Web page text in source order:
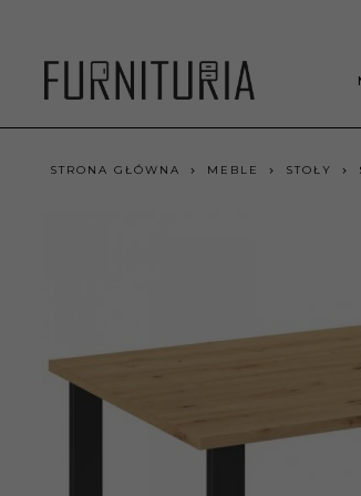
STRONA GŁÓWNA MEBLE STOŁY